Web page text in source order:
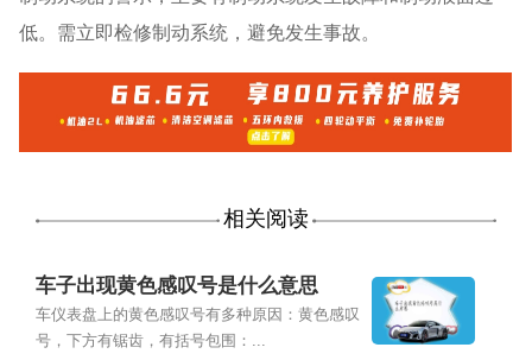
低。需立即检修制动系统，避免发生事故。
相关阅读
车子出现黄色感叹号是什么意思
车仪表盘上的黄色感叹号有多种原因：黄色感叹
号，下方有锯齿，有括号包围：...